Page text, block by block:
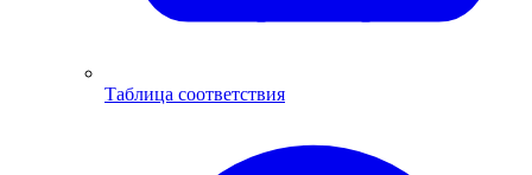
Таблица соответствия